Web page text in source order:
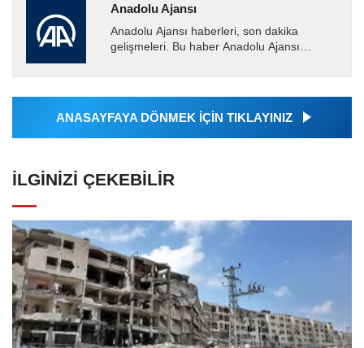
Anadolu Ajansı
Anadolu Ajansı haberleri, son dakika
gelişmeleri. Bu haber Anadolu Ajansı
tarafından geçilen tüm...
ANASAYFAYA DÖNMEK İÇİN TIKLAYINIZ
İLGINIZI ÇEKEBILIR